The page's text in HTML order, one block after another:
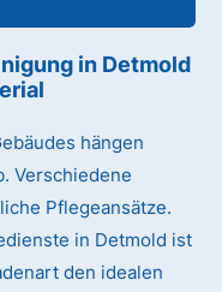
in Detmold
hängen
Verschiedene
Pflegeansätze.
in Detmold ist
den idealen